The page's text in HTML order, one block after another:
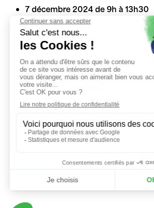
7 décembre 2024 de 9h à 13h30
25 janvier 2025de 9h à 16h30
15 mars 2025 de 9h à 16h30